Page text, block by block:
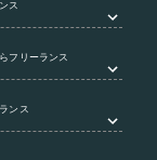
ス
フリーランス
ンス